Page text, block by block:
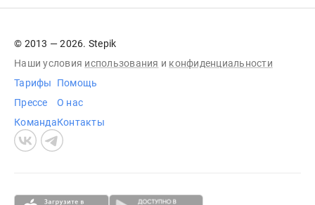
© 2013 — 2026. Stepik
Наши условия использования и конфиденциальности
Тарифы
Прессе
Команда
Помощь
О нас
Контакты